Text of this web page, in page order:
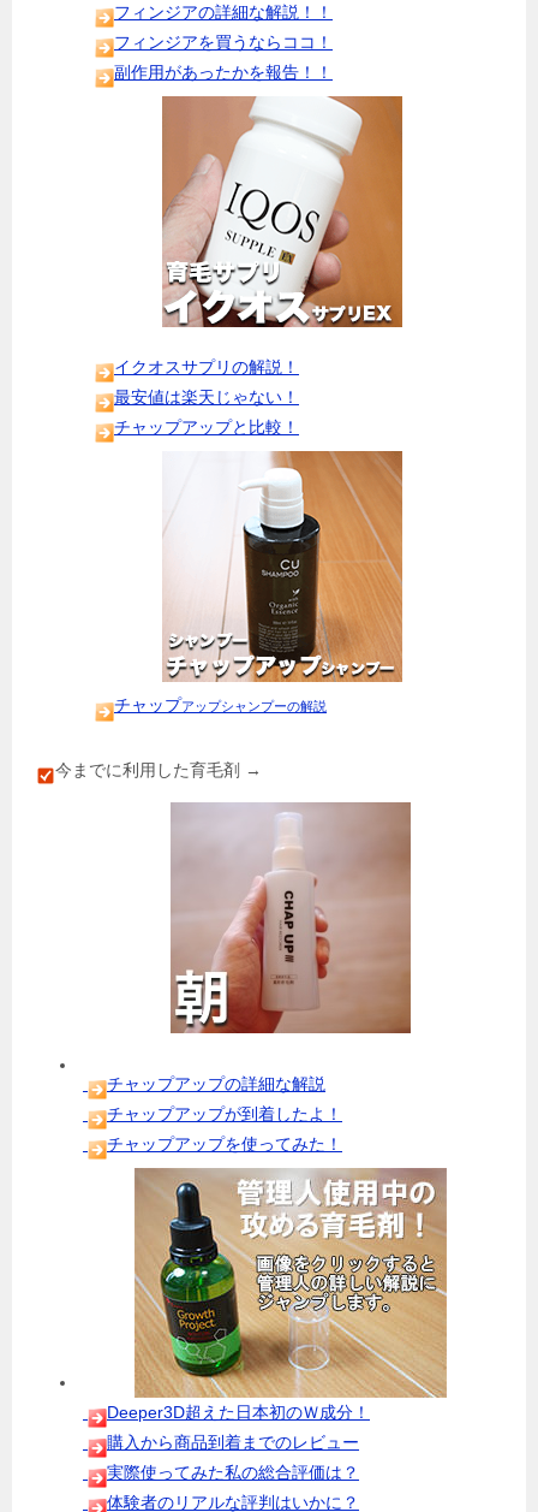
フィンジアの詳細な解説！！
フィンジアを買うならココ！
副作用があったかを報告！！
イクオスサプリの解説！
最安値は楽天じゃない！
チャップアップと比較！
チャップアップシャンプーの解説
今までに利用した育毛剤 →
チャップアップの詳細な解説
チャップアップが到着したよ！
チャップアップを使ってみた！
Deeper3D超えた日本初のＷ成分！
購入から商品到着までのレビュー
実際使ってみた私の総合評価は？
体験者のリアルな評判はいかに？